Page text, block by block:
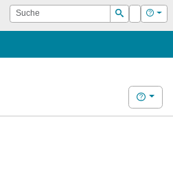
Suche
Suchen
Login Hilfe
Hilfe